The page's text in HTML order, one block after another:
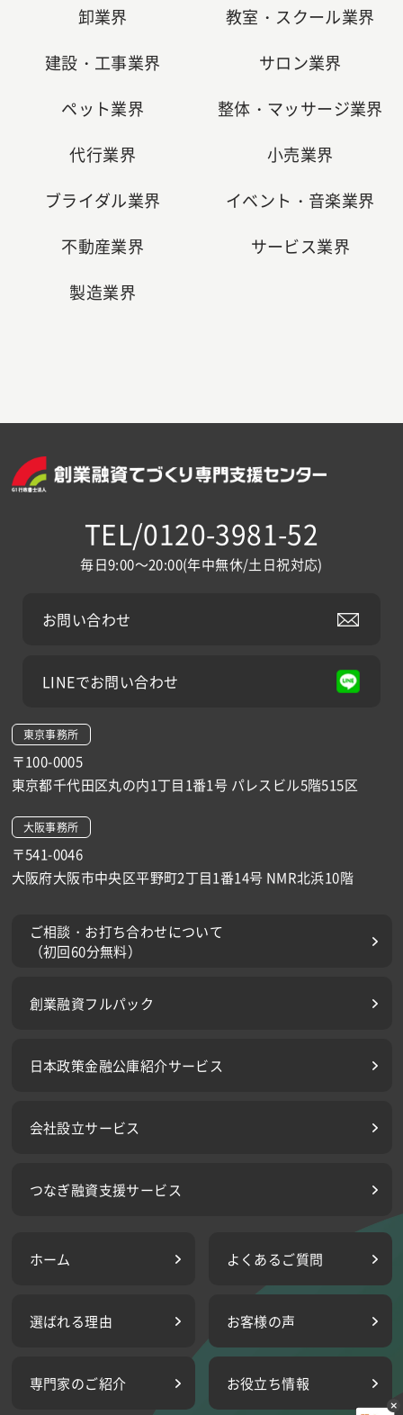
卸業界
教室・スクール業界
建設・工事業界
サロン業界
ペット業界
整体・マッサージ業界
代行業界
小売業界
ブライダル業界
イベント・音楽業界
不動産業界
サービス業界
製造業界
TEL/0120-3981-52
毎日9:00～20:00(年中無休/土日祝対応)
お問い合わせ
LINEでお問い合わせ
東京事務所
〒100-0005
東京都千代田区丸の内1丁目1番1号 パレスビル5階515区
大阪事務所
〒541-0046
大阪府大阪市中央区平野町2丁目1番14号 NMR北浜10階
ご相談・お打ち合わせについて
（初回60分無料）
創業融資フルパック
日本政策金融公庫紹介サービス
会社設立サービス
つなぎ融資支援サービス
ホーム よくあるご質問
選ばれる理由 お客様の声
専門家のご紹介 お役立ち情報